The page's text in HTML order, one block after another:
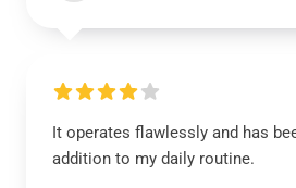
It operates flawlessly and has
addition to my daily routine.